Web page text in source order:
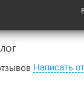
Написать